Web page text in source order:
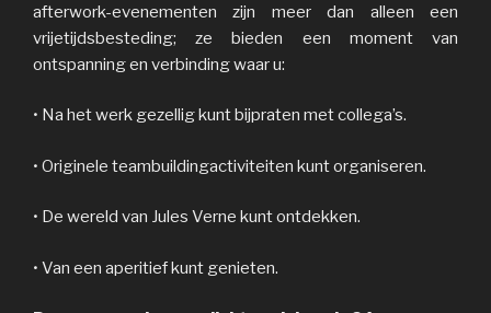
afterwork-evenementen zijn meer dan alleen een
vrijetijdsbesteding; ze bieden een moment van
ontspanning en verbinding waar u:
• Na het werk gezellig kunt bijpraten met collega’s.
• Originele teambuildingactiviteiten kunt organiseren.
• De wereld van Jules Verne kunt ontdekken.
• Van een aperitief kunt genieten.